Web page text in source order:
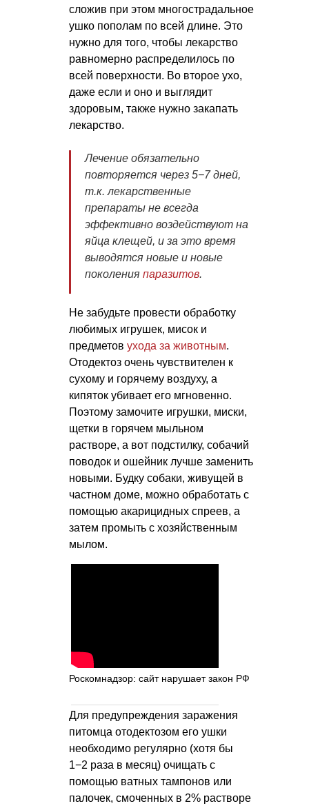
сложив при этом многострадальное
ушко пополам по всей длине. Это
нужно для того, чтобы лекарство
равномерно распределилось по
всей поверхности. Во второе ухо,
даже если и оно и выглядит
здоровым, также нужно закапать
лекарство.
Лечение обязательно
повторяется через 5−7 дней,
т.к. лекарственные
препараты не всегда
эффективно воздействуют на
яйца клещей, и за это время
выводятся новые и новые
поколения паразитов.
Не забудьте провести обработку
любимых игрушек, мисок и
предметов ухода за животным.
Отодектоз очень чувствителен к
сухому и горячему воздуху, а
кипяток убивает его мгновенно.
Поэтому замочите игрушки, миски,
щетки в горячем мыльном
растворе, а вот подстилку, собачий
поводок и ошейник лучше заменить
новыми. Будку собаки, живущей в
частном доме, можно обработать с
помощью акарицидных спреев, а
затем промыть с хозяйственным
мылом.
Роскомнадзор: сайт нарушает закон РФ
Для предупреждения заражения
питомца отодектозом его ушки
необходимо регулярно (хотя бы
1−2 раза в месяц) очищать с
помощью ватных тампонов или
палочек, смоченных в 2% растворе